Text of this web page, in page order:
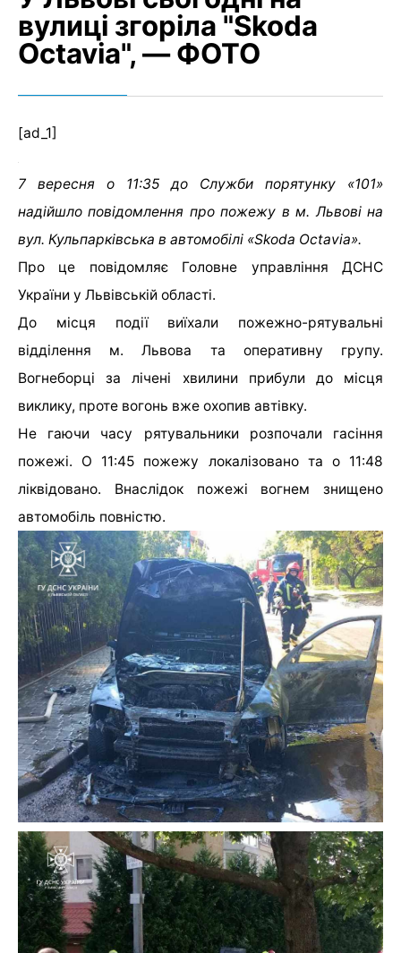
вулиці згоріла "Skoda
Octavia", — ФОТО
[ad_1]
7 вересня о 11:35 до Служби порятунку «101»
надійшло повідомлення про пожежу в м. Львові на
вул. Кульпарківська в автомобілі «Skoda Octavia».
Про це повідомляє Головне управління ДСНС
України у Львівській області.
До місця події виїхали пожежно-рятувальні
відділення м. Львова та оперативну групу.
Вогнеборці за лічені хвилини прибули до місця
виклику, проте вогонь вже охопив автівку.
Не гаючи часу рятувальники розпочали гасіння
пожежі. О 11:45 пожежу локалізовано та о 11:48
ліквідовано. Внаслідок пожежі вогнем знищено
автомобіль повністю.